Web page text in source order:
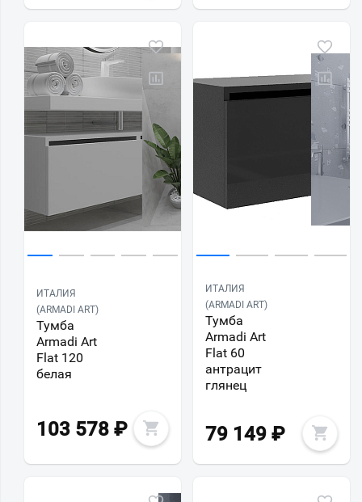
ИТАЛИЯ
(ARMADI ART)
Тумба
Armadi Art
Flat 120
белая
103 578 ₽
ИТАЛИЯ
(ARMADI ART)
Тумба
Armadi Art
Flat 60
антрацит
глянец
79 149 ₽